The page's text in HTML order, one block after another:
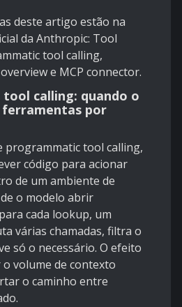
deste artigo estão na
da Anthropic: Tool
tool calling,
e MCP connector.
calling: quando o
por
programmatic tool calling,
código para acionar
de um ambiente de
de o modelo abrir
cada lookup, um
várias chamadas, filtra o
só o necessário. O efeito
volume de contexto
o caminho entre